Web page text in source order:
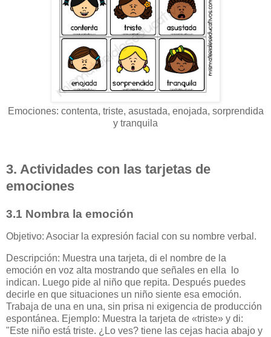
Emociones: contenta, triste, asustada, enojada, sorprendida
y tranquila
3. Actividades con las tarjetas de
emociones
3.1 Nombra la emoción
Objetivo: Asociar la expresión facial con su nombre verbal.
Descripción: Muestra una tarjeta, di el nombre de la
emoción en voz alta mostrando que señales en ella lo
indican. Luego pide al niño que repita. Después puedes
decirle en que situaciones un niño siente esa emoción.
Trabaja de una en una, sin prisa ni exigencia de producción
espontánea. Ejemplo: Muestra la tarjeta de «triste» y di:
"Este niño está triste. ¿Lo ves? tiene las cejas hacia abajo y